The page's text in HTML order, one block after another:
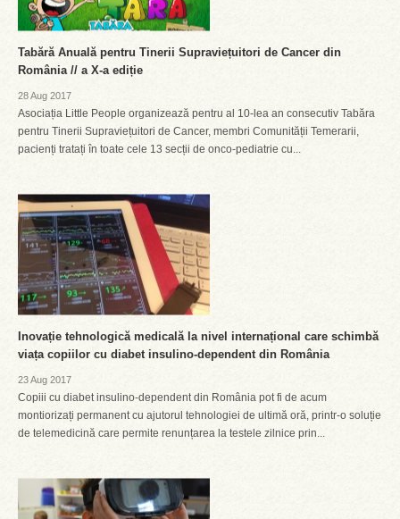
Tabără Anuală pentru Tinerii Supraviețuitori de Cancer din
România // a X-a ediție
28 Aug 2017
Asociația Little People organizează pentru al 10-lea an consecutiv Tabăra
pentru Tinerii Supraviețuitori de Cancer, membri Comunității Temerarii,
pacienți tratați în toate cele 13 secții de onco-pediatrie cu...
Inovație tehnologică medicală la nivel internațional care schimbă
viața copiilor cu diabet insulino-dependent din România
23 Aug 2017
Copiii cu diabet insulino-dependent din România pot fi de acum
montiorizați permanent cu ajutorul tehnologiei de ultimă oră, printr-o soluție
de telemedicină care permite renunțarea la testele zilnice prin...